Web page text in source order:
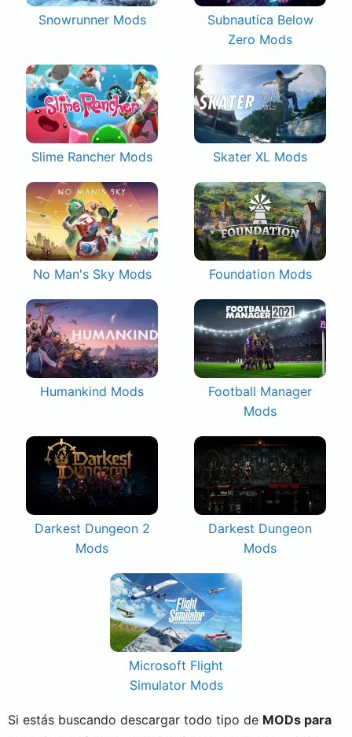
Snowrunner Mods
Subnautica Below
Zero Mods
Slime Rancher Mods Skater XL Mods
No Man's Sky Mods Foundation Mods
Humankind Mods
Football Manager
Mods
Darkest Dungeon 2
Mods
Darkest Dungeon
Mods
Microsoft Flight
Simulator Mods
Si estás buscando descargar todo tipo de MODs para